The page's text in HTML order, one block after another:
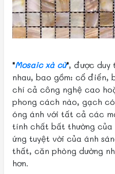
"Mosaic xà cừ", được duy
nhau, bao gồm: cổ
chí cả công nghệ cao
phong cách nào, gạch
óng ánh với tất cả các
tính chất bất thường
ứng tuyệt vời của ánh
thất, căn phòng dường
hơn.